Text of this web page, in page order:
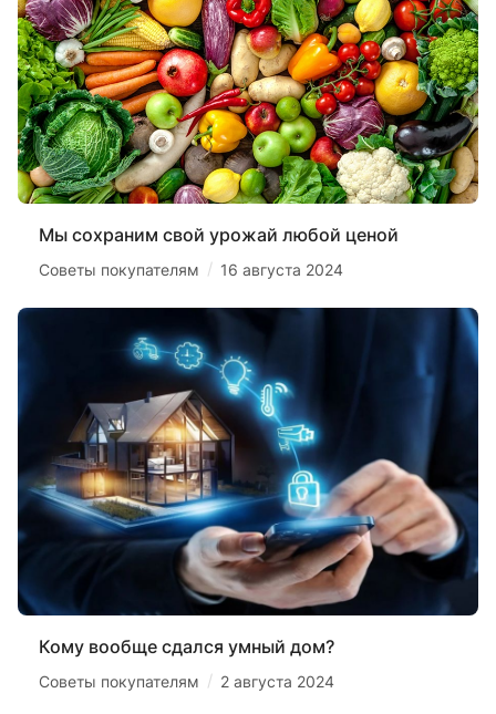
Мы сохраним свой урожай любой ценой
Советы покупателям / 16 августа 2024
Кому вообще сдался умный дом?
Советы покупателям / 2 августа 2024